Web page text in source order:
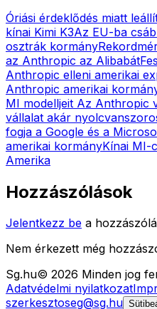
Óriási érdeklődés miatt
kínai Kimi K3Az EU-ba
osztrák kormány
az Anthropic az Alibabát
Anthropic elleni amerikai
Anthropic amerikai
MI modelljeit Az Anthropic
vállalat akár
fogja a Google és a
amerikai kormányKínai MI-
Amerika
Hozzászólások
Jelentkezz be a
Nem érkezett még
Sg.hu© 2026 Minden jog
Adatvédelmi nyilatkozat
szerkesztoseg@sg.hu